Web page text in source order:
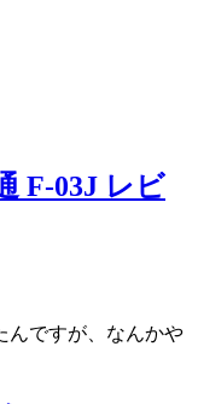
F-03J レビ
んですが、なんかや